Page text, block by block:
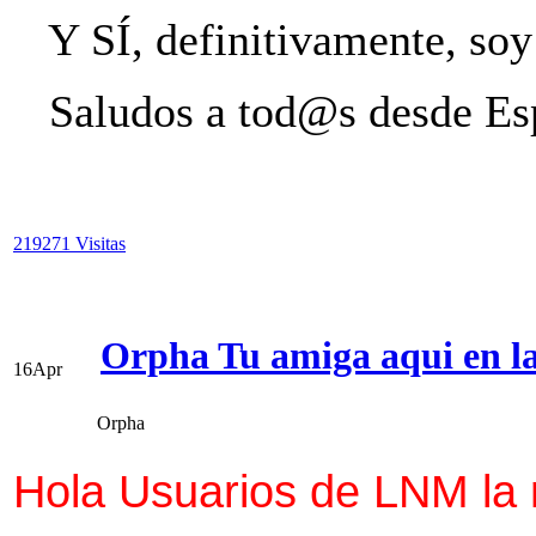
Y SÍ, definitivamente,
Saludos a tod@s desde
219271 Visitas
16Apr Orpha Tu amiga aqui en
Orpha
Hola Usuarios de LNM